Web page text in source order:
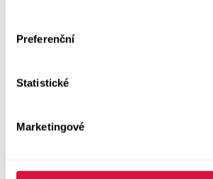
Preferenční
Statistické
Marketingové